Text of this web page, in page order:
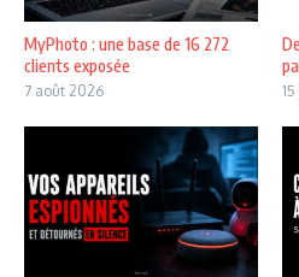
MyPhoto : une base de 16 272
clients exposée
7 août 2026